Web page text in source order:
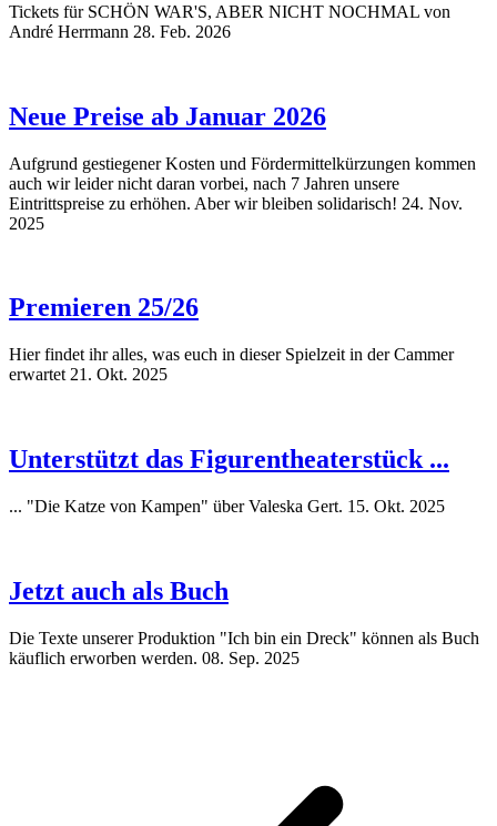
Tickets für SCHÖN WAR'S, ABER NICHT NOCHMAL von
André Herrmann 28. Feb. 2026
Neue Preise ab Januar 2026
Aufgrund gestiegener Kosten und Fördermittelkürzungen kommen
auch wir leider nicht daran vorbei, nach 7 Jahren unsere
Eintrittspreise zu erhöhen. Aber wir bleiben solidarisch! 24. Nov.
2025
Premieren 25/26
Hier findet ihr alles, was euch in dieser Spielzeit in der Cammer
erwartet 21. Okt. 2025
Unterstützt das Figurentheaterstück ...
... "Die Katze von Kampen" über Valeska Gert. 15. Okt. 2025
Jetzt auch als Buch
Die Texte unserer Produktion "Ich bin ein Dreck" können als Buch
käuflich erworben werden. 08. Sep. 2025